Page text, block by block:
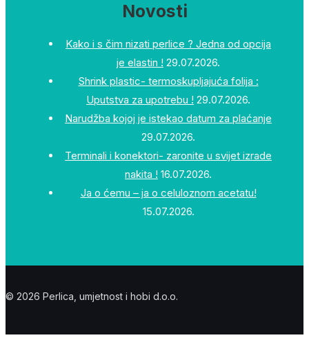
Novosti
Kako i s čim nizati perlice ? Jedna od opcija
je elastin ! 29.07.2026.
Shrink plastic- termoskupljajuća folija :
Uputstva za upotrebu ! 29.07.2026.
Narudžba kojoj je istekao datum za plaćanje
29.07.2026.
Terminali i konektori- zaronite u svijet izrade
nakita ! 16.07.2026.
Ja o ćemu – ja o celuloznom acetatu!
15.07.2026.
© 2026 Perlica, umjetnost i hobi d.o.o.